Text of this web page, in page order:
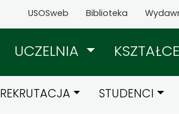
USOSweb Biblioteka
UCZELNIA
REKRUTACJA STUDENCI